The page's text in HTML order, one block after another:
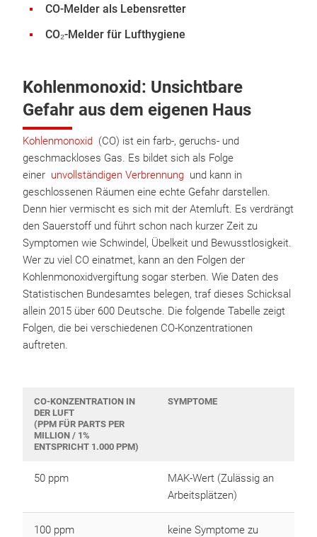
CO-Melder als Lebensretter
CO₂-Melder für Lufthygiene
Kohlenmonoxid: Unsichtbare
Gefahr aus dem eigenen Haus
Kohlenmonoxid (CO) ist ein farb-, geruchs- und
geschmackloses Gas. Es bildet sich als Folge
einer unvollständigen Verbrennung und kann in
geschlossenen Räumen eine echte Gefahr darstellen.
Denn hier vermischt es sich mit der Atemluft. Es verdrängt
den Sauerstoff und führt schon nach kurzer Zeit zu
Symptomen wie Schwindel, Übelkeit und Bewusstlosigkeit.
Wer zu viel CO einatmet, kann an den Folgen der
Kohlenmonoxidvergiftung sogar sterben. Wie Daten des
Statistischen Bundesamtes belegen, traf dieses Schicksal
allein 2015 über 600 Deutsche. Die folgende Tabelle zeigt
Folgen, die bei verschiedenen CO-Konzentrationen
auftreten.
CO-KONZENTRATION IN
DER LUFT
(PPM FÜR PARTS PER
MILLION / 1%
ENTSPRICHT 1.000 PPM)
SYMPTOME
50 ppm
MAK-Wert (Zulässig an
Arbeitsplätzen)
100 ppm
keine Symptome zu